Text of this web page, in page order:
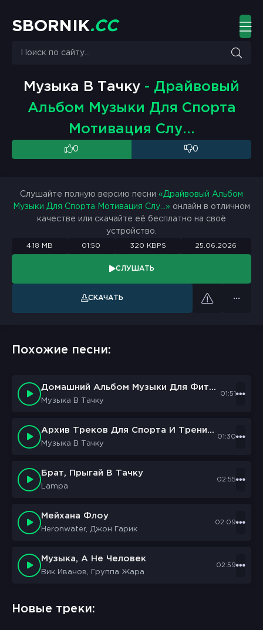
S BO R N K.CC
Музыка В Тачку - Драйвовый
Альбом Музыки Для Спорта
Мотивация Слу...
0 0
Слушайте полную версию песни «Драйвовый Альбом
Музыки Для Спорта Мотивация Слу...» онлайн в отличном
качестве или скачайте её бесплатно на своё
устройство.
4.18 MB 01:50 320 KBPS 25.06.2026
СЛУШАТЬ
СКАЧАТЬ
Похожие песни:
Домашний Альбом Музыки Для Фитнеса И Тренировок ...
Музыка В Тачку
01:51
Архив Треков Для Спорта И Тренировок Бесплатно
Музыка В Тачку
01:30
Брат, Прыгай В Тачку
Lampa
02:55
Мейхана Флоу
Heronwater, Джон Гарик
02:09
Музыка, А Не Человек
Вик Иванов, Группа Жара
02:59
Новые треки:
sbornik.cc
Would like to send you notifications